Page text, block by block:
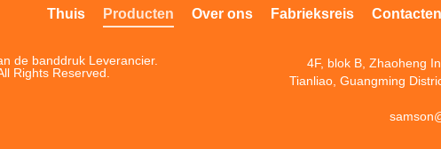
Contacten
Fabrieksreis
Over ons
Producten
Thuis
de banddruk Leverancier.
Rights Reserved.
4F, blok B, Zhaoheng
Tianliao, Guangming